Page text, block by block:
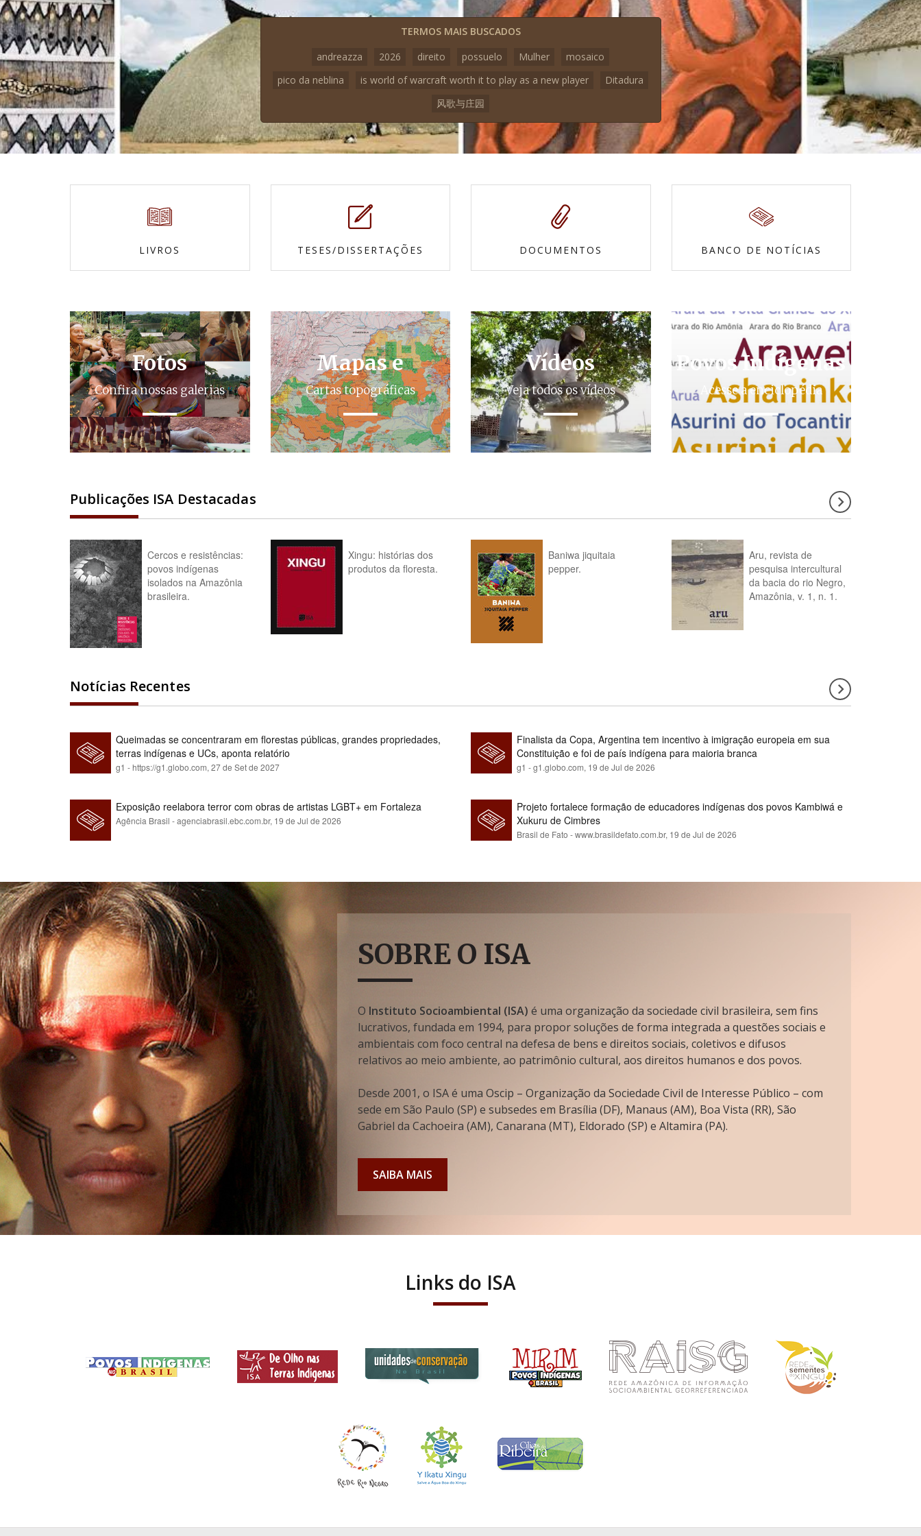
TERMOS MAIS BUSCADOS
andreazza
2026 direito possuelo Mulher
mosaico
pico da neblina
is world of warcraft worth it to play as a new player
Ditadura
风歌与庄园
LIVROS TESES/DISSERTAÇÕES DOCUMENTOS BANCO DE NOTÍCIAS
Fotos
Confira nossas galerias
Mapas e
Cartas topográficas
Vídeos
Veja todos os vídeos
Povos Indígenas
Acesse a enciclopédia
Publicações ISA Destacadas
Cercos e resistências:
povos indígenas
isolados na Amazônia
brasileira.
Xingu: histórias dos
produtos da floresta.
Baniwa jiquitaia
pepper.
Aru, revista de
pesquisa intercultural
da bacia do rio Negro,
Amazônia, v. 1, n. 1.
Notícias Recentes
Queimadas se concentraram em florestas públicas, grandes propriedades,
terras indígenas e UCs, aponta relatório
g1 - https://g1.globo.com, 27 de Set de 2027
Finalista da Copa, Argentina tem incentivo à imigração europeia em sua
Constituição e foi de país indígena para maioria branca
g1 - g1.globo.com, 19 de Jul de 2026
Exposição reelabora terror com obras de artistas LGBT+ em Fortaleza
Agência Brasil - agenciabrasil.ebc.com.br, 19 de Jul de 2026
Projeto fortalece formação de educadores indígenas dos povos Kambiwá e
Xukuru de Cimbres
Brasil de Fato - www.brasildefato.com.br, 19 de Jul de 2026
SOBRE O ISA
O Instituto Socioambiental (ISA) é uma organização da sociedade civil brasileira, sem fins
lucrativos, fundada em 1994, para propor soluções de forma integrada a questões sociais e
ambientais com foco central na defesa de bens e direitos sociais, coletivos e difusos
relativos ao meio ambiente, ao patrimônio cultural, aos direitos humanos e dos povos.
Desde 2001, o ISA é uma Oscip – Organização da Sociedade Civil de Interesse Público – com
sede em São Paulo (SP) e subsedes em Brasília (DF), Manaus (AM), Boa Vista (RR), São
Gabriel da Cachoeira (AM), Canarana (MT), Eldorado (SP) e Altamira (PA).
SAIBA MAIS
Links do ISA